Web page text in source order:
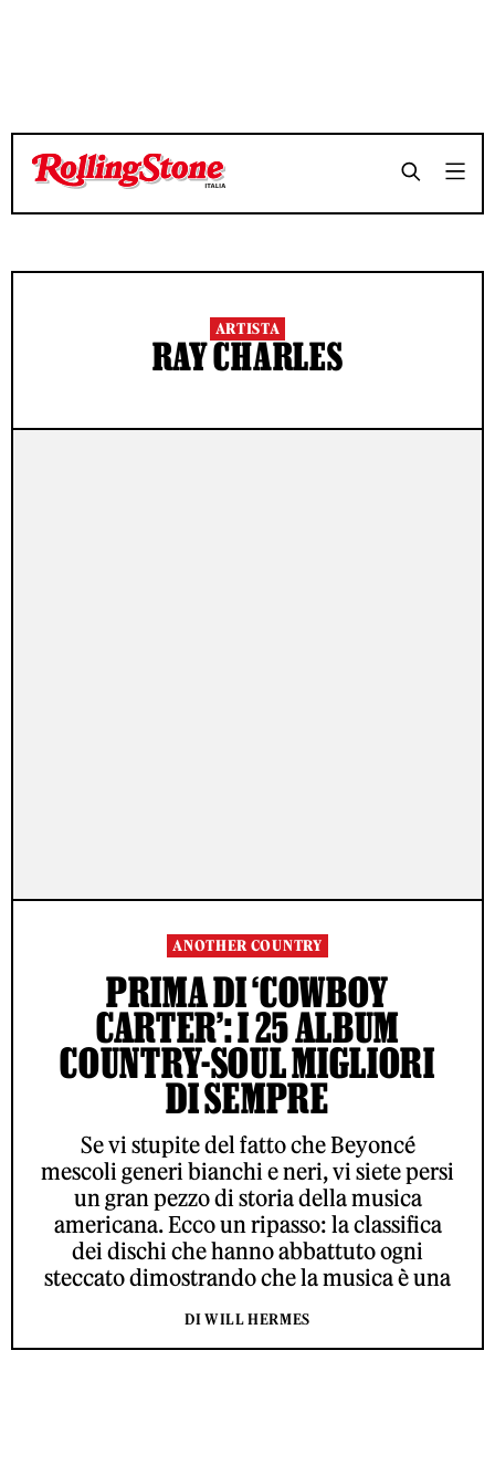
ARTISTA
RAY CHARLES
ANOTHER COUNTRY
PRIMA DI ‘COWBOY
CARTER’: I 25 ALBUM
COUNTRY-SOUL MIGLIORI
DI SEMPRE
Se vi stupite del fatto che Beyoncé
mescoli generi bianchi e neri, vi siete persi
un gran pezzo di storia della musica
americana. Ecco un ripasso: la classifica
dei dischi che hanno abbattuto ogni
steccato dimostrando che la musica è una
DI WILL HERMES